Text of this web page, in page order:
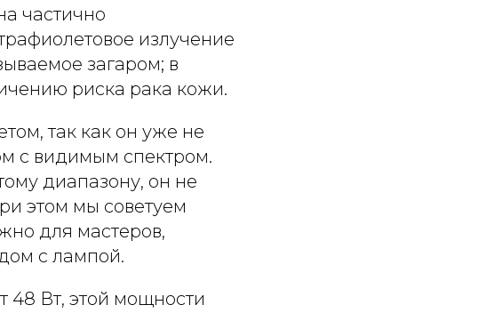
частично
излучение
загаром; в
риска рака кожи.
так как он уже не
с видимым спектром.
диапазону, он не
этом мы советуем
для мастеров,
с лампой.
48 Вт, этой мощности